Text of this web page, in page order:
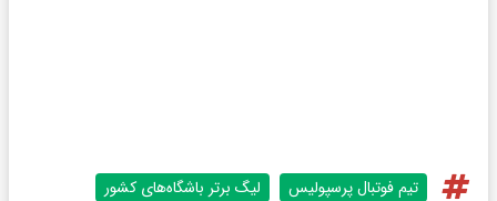
تیم فوتبال پرسپولیس لیگ برتر باشگاه‌های کشور